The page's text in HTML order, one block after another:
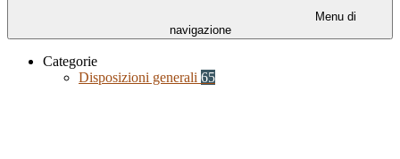
Menu di
navigazione
Categorie
Disposizioni generali 65